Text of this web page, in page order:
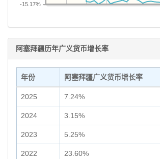
-15.17%
阿塞拜疆历年广义货币增长率
年份 阿塞拜疆广义货币增长率
2025 7.24%
2024 3.15%
2023 5.25%
2022 23.60%